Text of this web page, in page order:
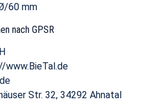
60 mm
nach GPSR
www.BieTal.de
Str. 32, 34292 Ahnatal